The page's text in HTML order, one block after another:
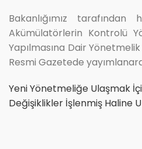
Bakanlığımız
Akümülatörlerin Kontrolü
Yapılmasına Dair Yönetmelik
Resmi Gazetede
Yeni Yönetmeliğe Ulaşmak
Değişiklikler İşlenmiş Haline